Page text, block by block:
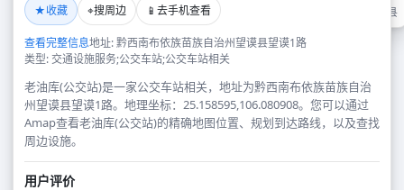
★收藏 ⌖搜周边 📱 去手机查看
查看完整信息地址: 黔西南布依族苗族自治州望谟县望谟1路
类型: 交通设施服务;公交车站;公交车站相关
老油库(公交站)是一家公交车站相关，地址为黔西南布依族苗族自治
州望谟县望谟1路。地理坐标：25.158595,106.080908。您可以通过
Amap查看老油库(公交站)的精确地图位置、规划到达路线，以及查找
周边设施。
用户评价
黔西南布依族苗族自治州望谟县